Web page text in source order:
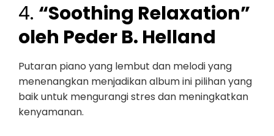
4. “Soothing Relaxation”
oleh Peder B. Helland
Putaran piano yang lembut dan melodi yang
menenangkan menjadikan album ini pilihan yang
baik untuk mengurangi stres dan meningkatkan
kenyamanan.